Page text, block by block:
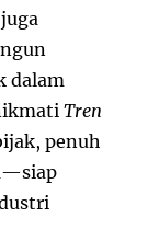
dalam
Tren
penuh